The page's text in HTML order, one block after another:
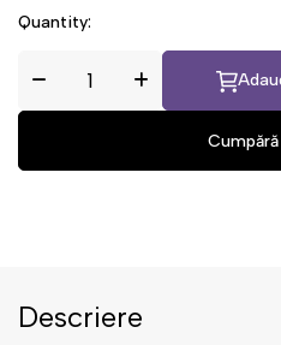
Quantity:
Descriere